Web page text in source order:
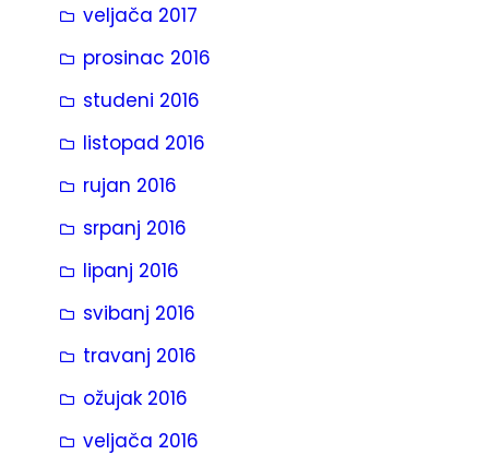
veljača 2017
prosinac 2016
studeni 2016
listopad 2016
rujan 2016
srpanj 2016
lipanj 2016
svibanj 2016
travanj 2016
ožujak 2016
veljača 2016